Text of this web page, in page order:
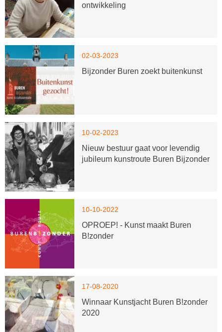
ontwikkeling
02-03-2023
Bijzonder Buren zoekt buitenkunst
10-02-2023
Nieuw bestuur gaat voor levendig
jubileum kunstroute Buren Bijzonder
10-10-2022
OPROEP! - Kunst maakt Buren
B!zonder
17-08-2020
Winnaar Kunstjacht Buren B!zonder
2020